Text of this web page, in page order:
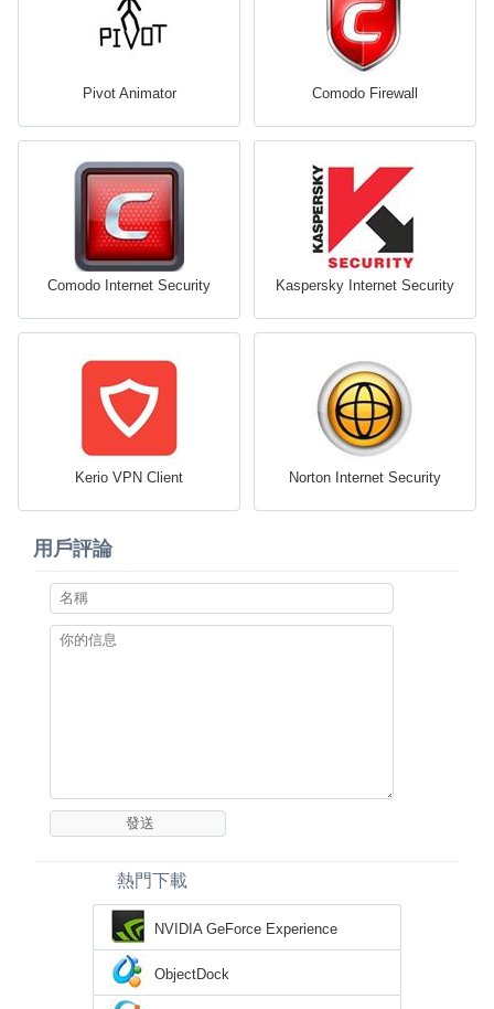
Pivot Animator Comodo Firewall
Comodo Internet Security Kaspersky Internet Security
Kerio VPN Client Norton Internet Security
用戶評論
熱門下載
NVIDIA GeForce Experience
ObjectDock